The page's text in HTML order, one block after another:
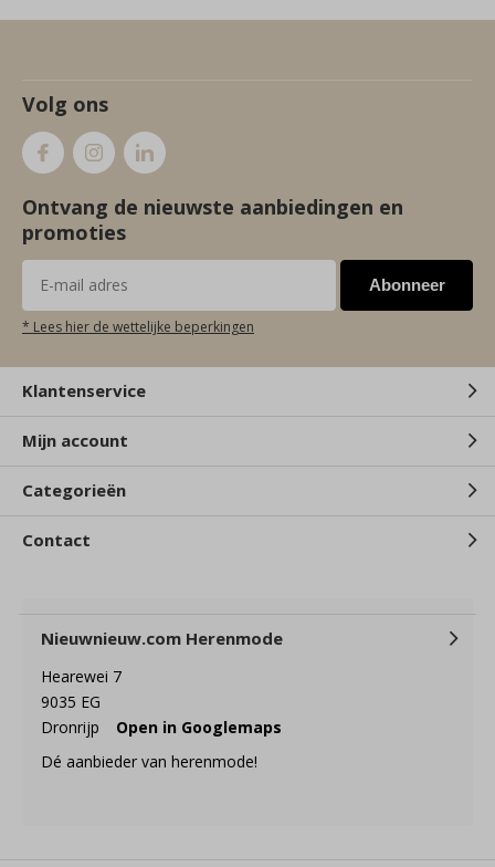
Volg ons
Ontvang de nieuwste aanbiedingen en
promoties
Abonneer
* Lees hier de wettelijke beperkingen
Klantenservice
Mijn account
Categorieën
Contact
Nieuwnieuw.com Herenmode
Hearewei 7
9035 EG
Dronrijp
Open in Googlemaps
Dé aanbieder van herenmode!